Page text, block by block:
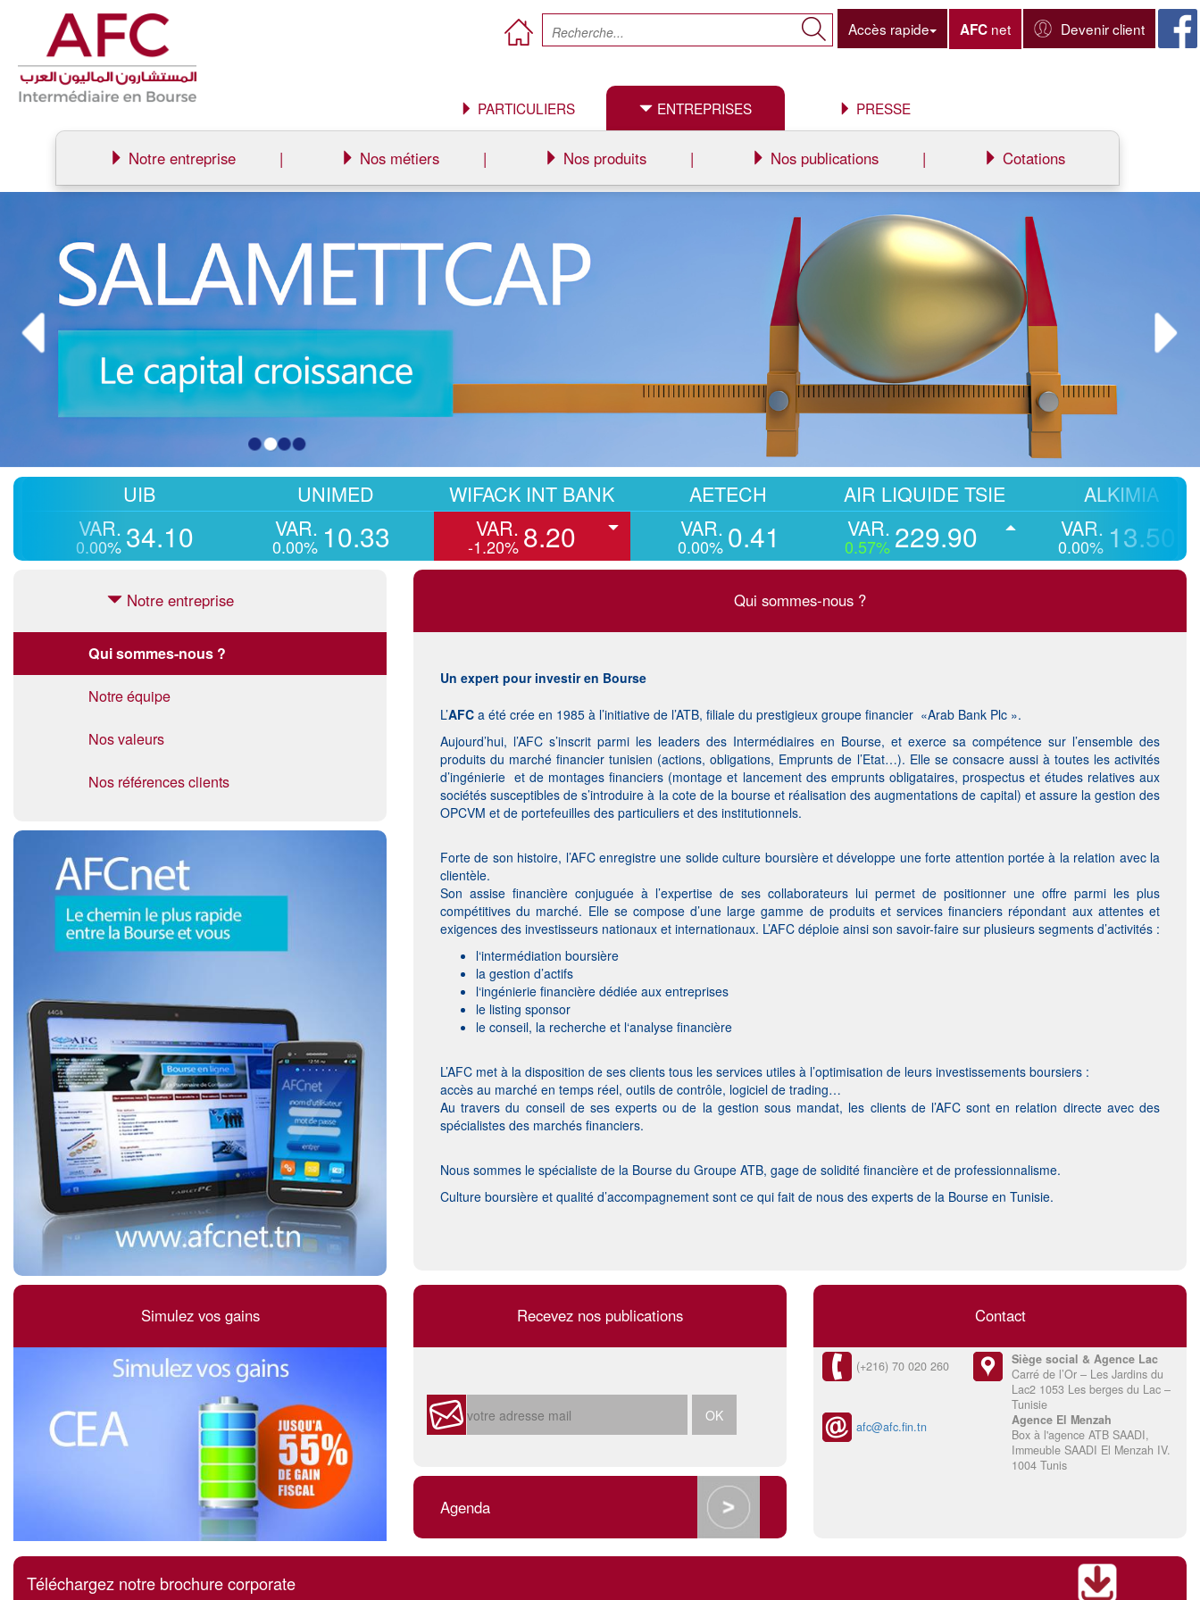
Devenir client
AFC net
Accès rapide
PARTICULIERS ENTREPRISES
Notre entreprise | Nos métiers | Nos produits | Nos publications | Cotations
PRESSE
AETECH
VAR.
0.41
AIR LIQUIDE TSIE
VAR.
229.90
0.57%
ALKIMIA
VAR.
13.50 -
34.10 10.33
0.00%
WIFACK INT BANK
8.20
-1.20%
Notre entreprise
Qui sommes-nous ?
Notre équipe
Nos valeurs
Nos références clients
Qui sommes-nous ?
Un expert pour investir en Bourse
L’AFC a été crée en 1985 à l’initiative de l’ATB, filiale du prestigieux groupe financier «Arab Bank Plc ».
Aujourd’hui, l’AFC s’inscrit parmi les leaders des Intermédiaires en Bourse, et exerce sa compétence sur l’ensemble des
produits du marché financier tunisien (actions, obligations, Emprunts de l’Etat…). Elle se consacre aussi à toutes les activités
d’ingénierie et de montages financiers (montage et lancement des emprunts obligataires, prospectus et études relatives aux
sociétés susceptibles de s’introduire à la cote de la bourse et réalisation des augmentations de capital) et assure la gestion des
OPCVM et de portefeuilles des particuliers et des institutionnels.
Forte de son histoire, l’AFC enregistre une solide culture boursière et développe une forte attention portée à la relation avec la
clientèle.
Son assise financière conjuguée à l’expertise de ses collaborateurs lui permet de positionner une offre parmi les plus
compétitives du marché. Elle se compose d’une large gamme de produits et services financiers répondant aux attentes et
exigences des investisseurs nationaux et internationaux. L’AFC déploie ainsi son savoir-faire sur plusieurs segments d’activités :
l‘intermédiation boursière
la gestion d’actifs
l‘ingénierie financière dédiée aux entreprises
le listing sponsor
le conseil, la recherche et l‘analyse financière
L’AFC met à la disposition de ses clients tous les services utiles à l’optimisation de leurs investissements boursiers :
accès au marché en temps réel, outils de contrôle, logiciel de trading…
Au travers du conseil de ses experts ou de la gestion sous mandat, les clients de l’AFC sont en relation directe avec des
spécialistes des marchés financiers.
Nous sommes le spécialiste de la Bourse du Groupe ATB, gage de solidité financière et de professionnalisme.
Culture boursière et qualité d’accompagnement sont ce qui fait de nous des experts de la Bourse en Tunisie.
Simulez vos gains Recevez nos publications
Agenda
Contact
(+216) 70 020 260
Siège social & Agence Lac
Carré de l’Or – Les Jardins du
Lac2 1053 Les berges du Lac –
Tunisie
afc@afc.fin.tn
Agence El Menzah
Box à l'agence ATB SAADI,
Immeuble SAADI El Menzah IV.
1004 Tunis
Téléchargez notre brochure corporate